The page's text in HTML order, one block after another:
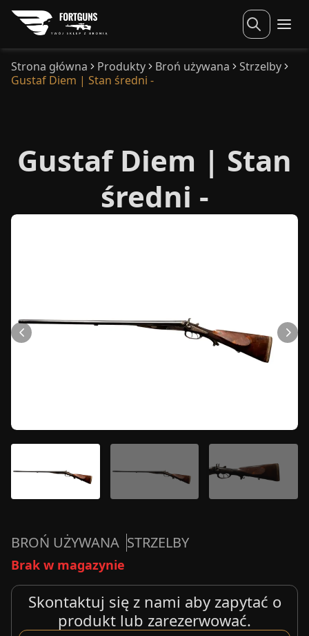
Strona główna Produkty Broń używana
Strzelby
Gustaf Diem | Stan średni -
Gustaf Diem | Stan
średni -
BROŃ UŻYWANA STRZELBY
Brak w magazynie
Skontaktuj się z nami aby zapytać o
produkt lub zarezerwować.